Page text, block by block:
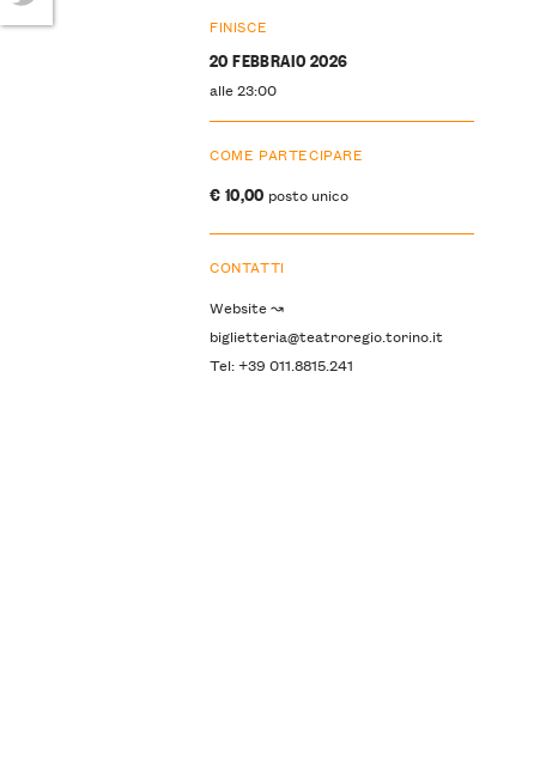
FINISCE
20 FEBBRAIO 2026
alle 23:00
COME PARTECIPARE
€ 10,00 posto unico
CONTATTI
Website ↝
biglietteria@teatroregio.torino.it
Tel: +39 011.8815.241
Twitter